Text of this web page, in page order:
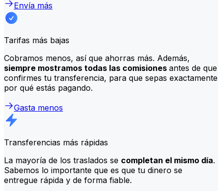
Envía más
Tarifas más bajas
Cobramos menos, así que ahorras más. Además,
siempre mostramos todas las comisiones antes de que
confirmes tu transferencia, para que sepas exactamente
por qué estás pagando.
Gasta menos
Transferencias más rápidas
La mayoría de los traslados se completan el mismo día.
Sabemos lo importante que es que tu dinero se
entregue rápida y de forma fiable.